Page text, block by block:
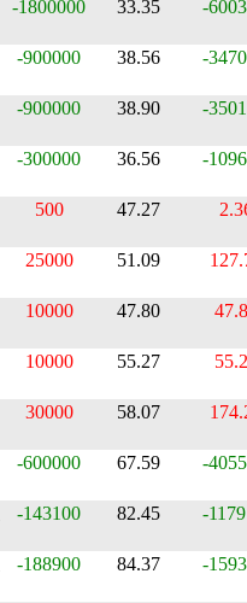
-1800000 33.35 -
-900000 38.56 -
-900000 38.90 -
-300000 36.56 -
500 47.27
25000 51.09
10000 47.80
10000 55.27
30000 58.07
-600000 67.59 -
-143100 82.45 -
-188900 84.37 -